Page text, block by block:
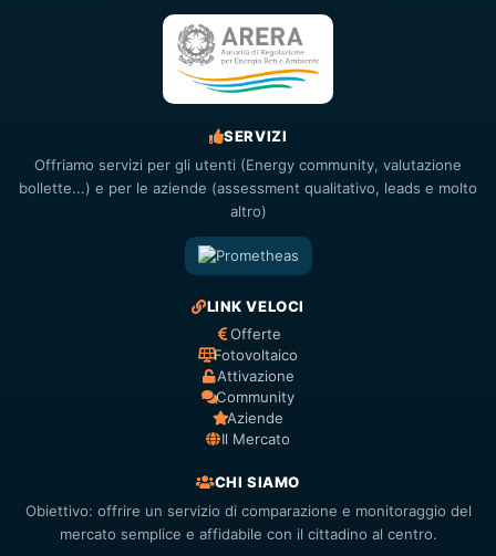
SERVIZI
Offriamo servizi per gli utenti (Energy community, valutazione
bollette...) e per le aziende (assessment qualitativo, leads e molto
altro)
LINK VELOCI
Offerte
Fotovoltaico
Attivazione
Community
Aziende
Il Mercato
CHI SIAMO
Obiettivo: offrire un servizio di comparazione e monitoraggio del
mercato semplice e affidabile con il cittadino al centro.